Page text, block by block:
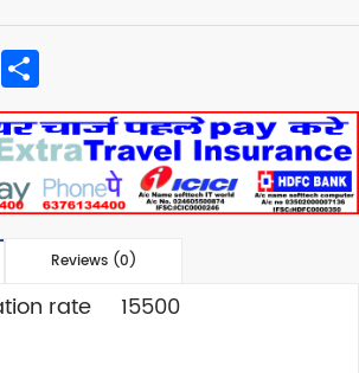
LinkedIn
Reviews (0)
rate 15500